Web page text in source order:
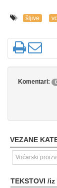
šljive
Komentari:
VEZANE
Voćarski
TEKSTOVI /